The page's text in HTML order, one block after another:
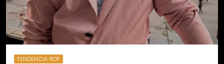
TENDENCIA POP